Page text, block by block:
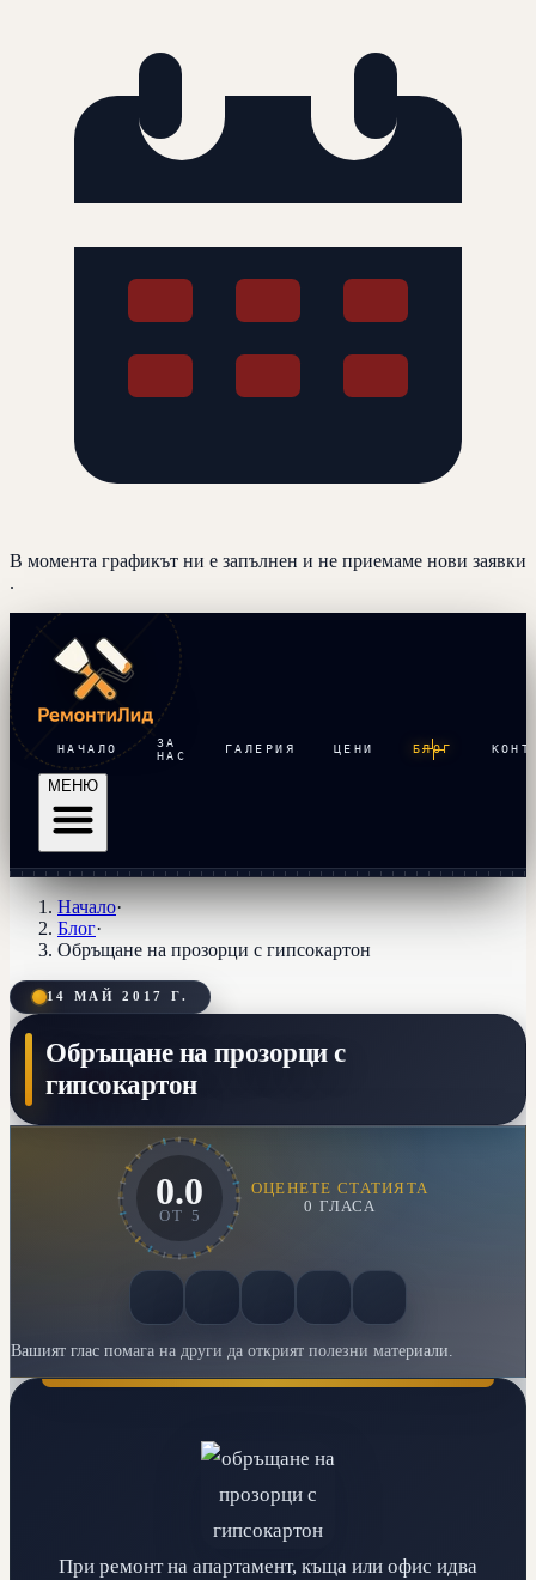
В момента графикът ни е запълнен и не приемаме нови заявки
.
НАЧАЛО
ЗА
НАС
ГАЛЕРИЯ ЦЕНИ БЛОГ
МЕНЮ
Начало·
Блог·
Обръщане на прозорци с гипсокартон
14 МАЙ 2017 Г.
Обръщане на прозорци с
гипсокартон
0.0
ОТ 5
ОЦЕНЕТЕ СТАТИЯТА
0 ГЛАСА
Вашият глас помага на други да открият полезни материали.
При ремонт на апартамент, къща или офис идва